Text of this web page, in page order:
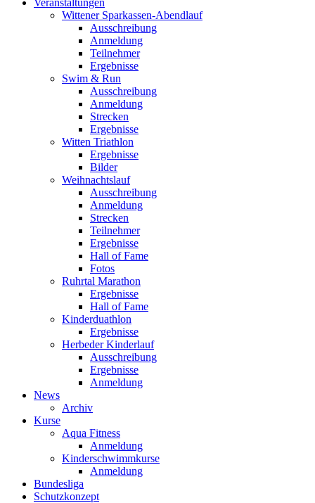
Veranstaltungen
Wittener Sparkassen-Abendlauf
Ausschreibung
Anmeldung
Teilnehmer
Ergebnisse
Swim & Run
Ausschreibung
Anmeldung
Strecken
Ergebnisse
Witten Triathlon
Ergebnisse
Bilder
Weihnachtslauf
Ausschreibung
Anmeldung
Strecken
Teilnehmer
Ergebnisse
Hall of Fame
Fotos
Ruhrtal Marathon
Ergebnisse
Hall of Fame
Kinderduathlon
Ergebnisse
Herbeder Kinderlauf
Ausschreibung
Ergebnisse
Anmeldung
News
Archiv
Kurse
Aqua Fitness
Anmeldung
Kinderschwimmkurse
Anmeldung
Bundesliga
Schutzkonzept